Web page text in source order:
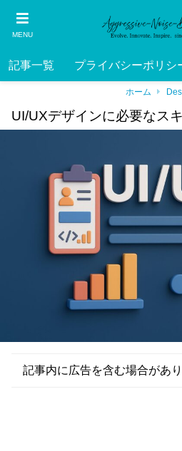
MENU
記事一覧 プライバシーポリシ
ホーム
UI/UXデザインに必要なス
記事内に広告を含む場合があ